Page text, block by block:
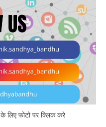
लिए फोटो पर क्लिक करे